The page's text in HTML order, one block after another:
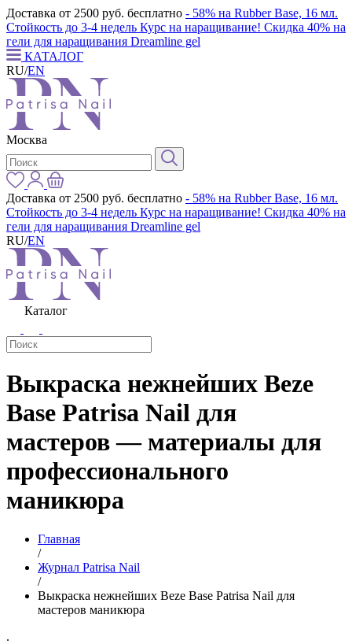
Доставка от 2500 руб. бесплатно - 58% на Rubber Base, 16 мл.
Стойкость до 3-4 недель Курс на наращивание! Скидка 40% на
гели для наращивания Dreamline gel
КАТАЛОГ
RU/EN
Москва
Доставка от 2500 руб. бесплатно - 58% на Rubber Base, 16 мл.
Стойкость до 3-4 недель Курс на наращивание! Скидка 40% на
гели для наращивания Dreamline gel
RU/EN
Каталог
Выкраска нежнейших Beze
Base Patrisa Nail для
мастеров — материалы для
профессионального
маникюра
Главная
/
Журнал Patrisa Nail
/
Выкраска нежнейших Beze Base Patrisa Nail для
мастеров маникюра
.